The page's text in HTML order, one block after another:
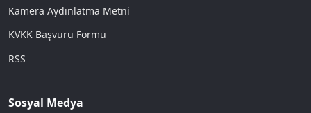
Kamera Aydınlatma Metni
KVKK Başvuru Formu
RSS
Sosyal Medya